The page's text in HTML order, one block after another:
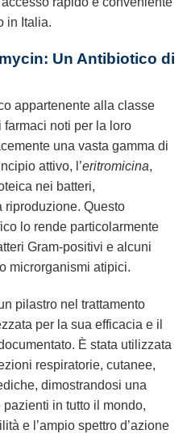
in Italia.
: Un Antibiotico di
appartenente alla classe
noti per la loro
una vasta gamma di
attivo, l’eritromicina,
nei batteri,
riproduzione. Questo
lo rende particolarmente
Gram-positivi e alcuni
microrganismi atipici.
pilastro nel trattamento
per la sua efficacia e il
È stata utilizzata
respiratorie, cutanee,
dimostrandosi una
in tutto il mondo,
e l’ampio spettro d’azione